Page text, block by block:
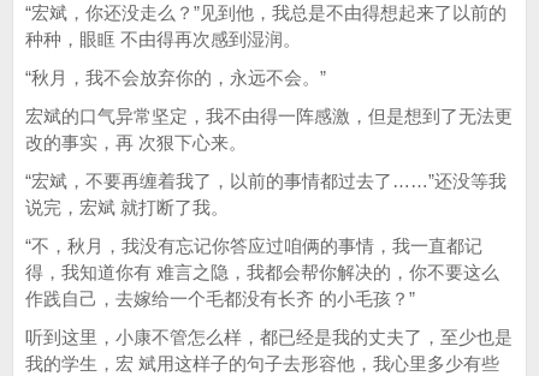
“宏斌，你还没走么？”见到他，我总是不由得想起来了以前的
种种，眼眶 不由得再次感到湿润。
“秋月，我不会放弃你的，永远不会。”
宏斌的口气异常坚定，我不由得一阵感激，但是想到了无法更
改的事实，再 次狠下心来。
“宏斌，不要再缠着我了，以前的事情都过去了……”还没等我
说完，宏斌 就打断了我。
“不，秋月，我没有忘记你答应过咱俩的事情，我一直都记
得，我知道你有 难言之隐，我都会帮你解决的，你不要这么
作践自己，去嫁给一个毛都没有长齐 的小毛孩？”
听到这里，小康不管怎么样，都已经是我的丈夫了，至少也是
我的学生，宏 斌用这样子的句子去形容他，我心里多少有些